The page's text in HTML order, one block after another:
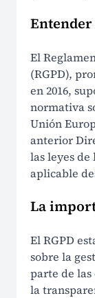
Entender
El
(RGPD),
en 2016,
normativa
Unión
anterior
las leyes de
aplicable
La
El RGPD
sobre la
parte de
la